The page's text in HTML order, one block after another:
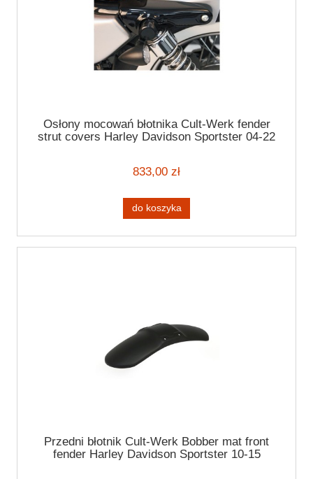
Osłony mocowań błotnika Cult-Werk fender
strut covers Harley Davidson Sportster 04-22
833,00 zł
do koszyka
Przedni błotnik Cult-Werk Bobber mat front
fender Harley Davidson Sportster 10-15